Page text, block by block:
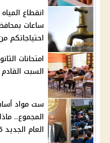
ساعات
احتياجاتكم
السبت القادم
ست مواد
المجموع..
العام الجديد 2025_ 2026